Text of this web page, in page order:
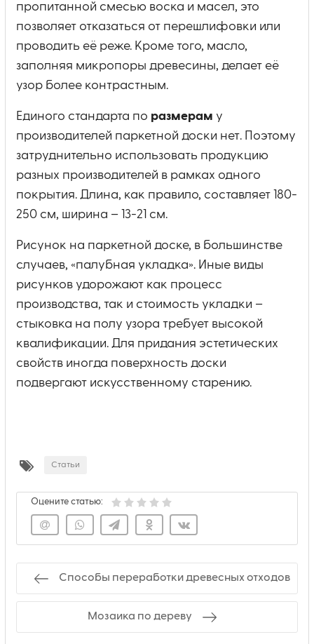
пропитанной смесью воска и масел, это
позволяет отказаться от перешлифовки или
проводить её реже. Кроме того, масло,
заполняя микропоры древесины, делает её
узор более контрастным.
Единого стандарта по размерам у
производителей паркетной доски нет. Поэтому
затруднительно использовать продукцию
разных производителей в рамках одного
покрытия. Длина, как правило, составляет 180-
250 см, ширина – 13-21 см.
Рисунок на паркетной доске, в большинстве
случаев, «палубная укладка». Иные виды
рисунков удорожают как процесс
производства, так и стоимость укладки –
стыковка на полу узора требует высокой
квалификации. Для придания эстетических
свойств иногда поверхность доски
подвергают искусственному старению.
Статьи
Оцените статью:
Способы переработки древесных отходов
Мозаика по дереву